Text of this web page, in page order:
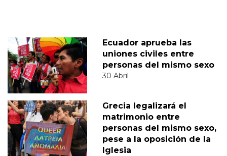
Ecuador aprueba las
uniones civiles entre
personas del mismo sexo
30 Abril
Grecia legalizará el
matrimonio entre
personas del mismo sexo,
pese a la oposición de la
Iglesia